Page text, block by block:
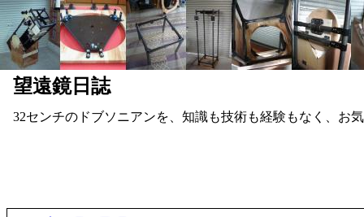
望遠鏡日誌
32センチのドブソニアンを、知識も技術も経験もなく、お